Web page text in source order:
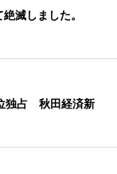
滅しました。
独占 秋田経済新